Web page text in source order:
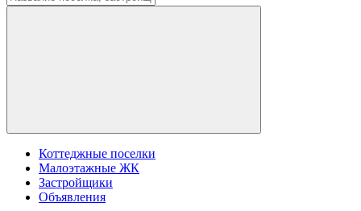
Коттеджные поселки
Малоэтажные ЖК
Застройщики
Объявления